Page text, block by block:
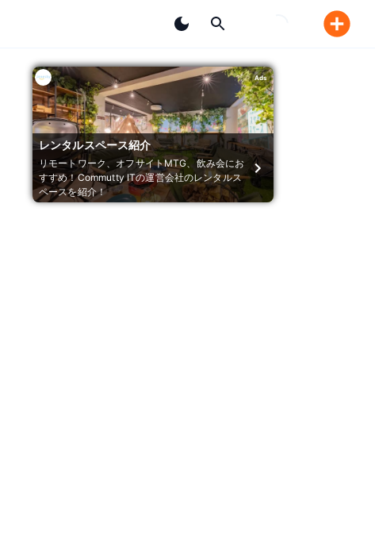
Ads
レンタルスペース紹介
リモートワーク、オフサイトMTG、飲み会にお
すすめ！Commutty ITの運営会社のレンタルス
ペースを紹介！